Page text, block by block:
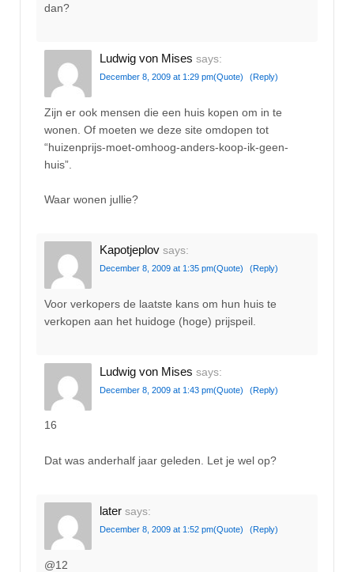
dan?
Ludwig von Mises says:
December 8, 2009 at 1:29 pm(Quote) (Reply)
Zijn er ook mensen die een huis kopen om in te
wonen. Of moeten we deze site omdopen tot
“huizenprijs-moet-omhoog-anders-koop-ik-geen-
huis”.
Waar wonen jullie?
Kapotjeplov says:
December 8, 2009 at 1:35 pm(Quote) (Reply)
Voor verkopers de laatste kans om hun huis te
verkopen aan het huidoge (hoge) prijspeil.
Ludwig von Mises says:
December 8, 2009 at 1:43 pm(Quote) (Reply)
16
Dat was anderhalf jaar geleden. Let je wel op?
later says:
December 8, 2009 at 1:52 pm(Quote) (Reply)
@12